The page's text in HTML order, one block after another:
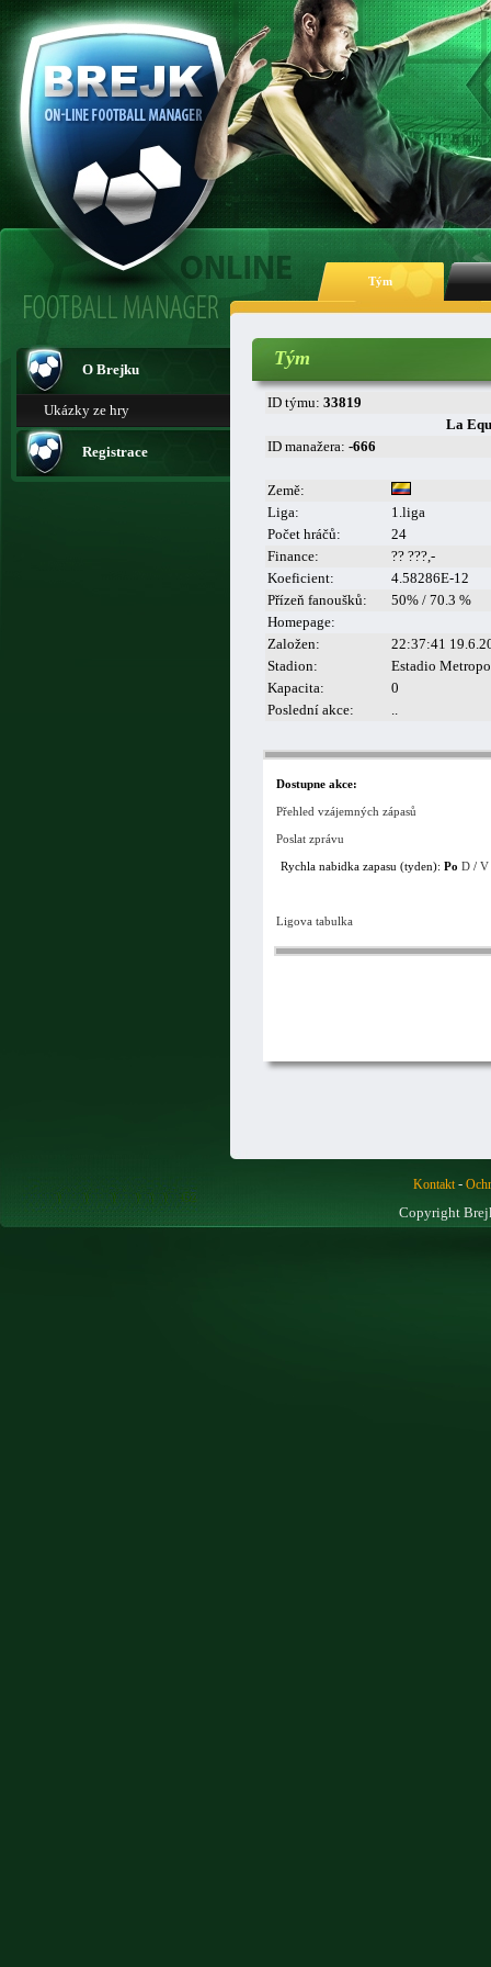
Tým
O Brejku
Ukázky ze hry
Registrace
Tým
ID týmu: 33819
La
ID manažera: -666
Země:
Liga:
1.liga
Počet hráčů:
24
Finance:
?? ???,-
Koeficient:
4.58286E-12
Přízeň fanoušků:
50% / 70.3 %
Homepage:
Založen:
22:37:41
Stadion:
Estadio
Kapacita:
0
Poslední akce:
..
Dostupne akce:
Přehled vzájemných zápasů
Poslat zprávu
Rychla nabidka zapasu (tyden):Po D /V
Ligova tabulka
Kontakt-
Copyright